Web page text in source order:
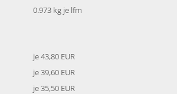
0.973 kg je lfm
je 43,80 EUR
je 39,60 EUR
je 35,50 EUR